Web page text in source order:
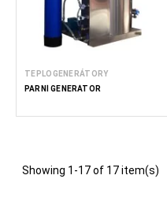
TEPLOGENERÁTORY
PARNÍ GENERÁTOR
Showing 1-17 of 17 item(s)